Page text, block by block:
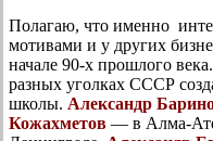
Полагаю, что именно
мотивами и у других
начале 90-х прошлого
разных уголках СССР
школы. Александр
Кожахметов — в Алма-